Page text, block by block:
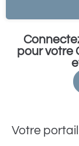
pour votre
Votre